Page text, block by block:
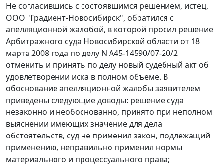
Не согласившись с состоявшимся решением, истец,
ООО "Градиент-Новосибирск", обратился с
апелляционной жалобой, в которой просил решение
Арбитражного суда Новосибирской области от 18
марта 2008 года по делу N А45-14590/07-20/2
отменить и принять по делу новый судебный акт об
удовлетворении иска в полном объеме. В
обоснование апелляционной жалобы заявителем
приведены следующие доводы: решение суда
незаконно и необоснованно, принято при неполном
выяснении имеющих значение для дела
обстоятельств, суд не применил закон, подлежащий
применению, неправильно применил нормы
материального и процессуального права;